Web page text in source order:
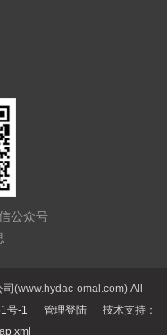
公众号
(www.hydac-omal.com) All
号-1 管理登陆 技术支持：